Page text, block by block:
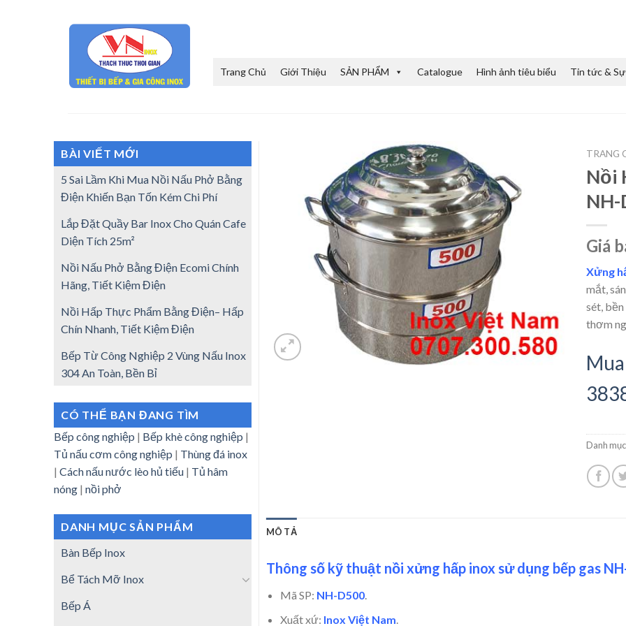
Trang Chủ Giới Thiệu SẢN PHẨM Catalogue Hình ảnh tiêu biểu Tin tức &
BÀI VIẾT MỚI
5 Sai Lầm Khi Mua Nồi Nấu Phở Bằng
Điện Khiến Bạn Tốn Kém Chi Phí
Lắp Đặt Quầy Bar Inox Cho Quán Cafe
Diện Tích 25m²
Nồi Nấu Phở Bằng Điện Ecomi Chính
Hãng, Tiết Kiệm Điện
Nồi Hấp Thực Phẩm Bằng Điện– Hấp
Chín Nhanh, Tiết Kiệm Điện
Bếp Từ Công Nghiệp 2 Vùng Nấu Inox
304 An Toàn, Bền Bỉ
CÓ THỂ BẠN ĐANG TÌM
Bếp công nghiệp | Bếp khè công nghiệp |
Tủ nấu cơm công nghiệp | Thùng đá inox
| Cách nấu nước lèo hủ tiếu | Tủ hâm
nóng | nồi phở
DANH MỤC SẢN PHẨM
Bàn Bếp Inox
Bể Tách Mỡ Inox
Bếp Á
TRANG
Nồi
Giá
Xửng
mắt,
sét,
thơm
Danh
MÔ TẢ
Thông số kỹ thuật nồi xửng hấp inox sử dụng bếp gas
Mã SP: NH-D500.
Xuất xứ: Inox Việt Nam